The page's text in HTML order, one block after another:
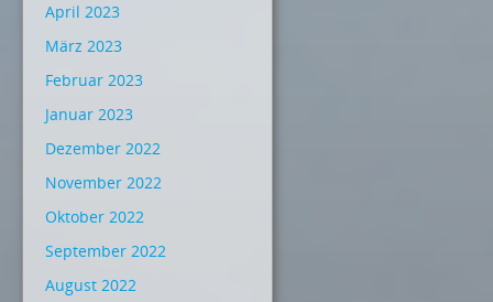
April 2023
März 2023
Februar 2023
Januar 2023
Dezember 2022
November 2022
Oktober 2022
September 2022
August 2022